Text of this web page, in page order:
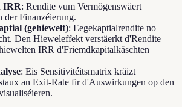
IRR: Rendite vum Vermögenswäert
der Finanzéierung.
(gehiewelt): Eegekaptialrendite no
Den Hieweleffekt verstäerkt d'Rendite
IRR d'Friemdkapitalkäschten
: Eis Sensitivitéitsmatrix kräizt
an Exit-Rate fir d'Auswirkungen op den